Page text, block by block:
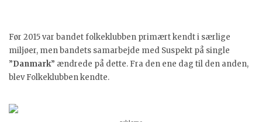
Før 2015 var bandet folkeklubben primært kendt i særlige
miljøer, men bandets samarbejde med Suspekt på single
”Danmark” ændrede på dette. Fra den ene dag til den anden,
blev Folkeklubben kendte.